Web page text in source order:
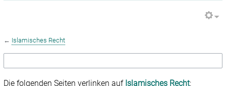
← Islamisches Recht
Die folgenden Seiten verlinken auf Islamisches Recht: